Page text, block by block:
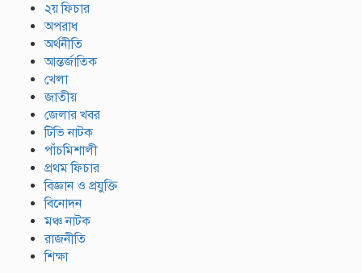
২য় ফিচার
অপরাধ
অর্থনীতি
আন্তর্জাতিক
খেলা
জাতীয়
জেলার খবর
টিভি নাটক
পাঁচমিশালী
প্রথম ফিচার
বিজ্ঞান ও প্রযুক্তি
বিনোদন
মঞ্চ নাটক
রাজনীতি
শিক্ষা